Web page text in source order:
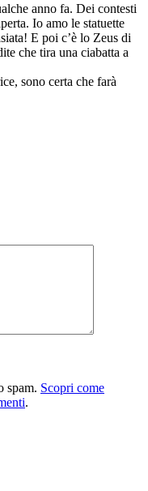
anno fa. Dei contesti
Io amo le statuette
E poi c’è lo Zeus di
che tira una ciabatta a
sono certa che farà
spam. Scopri come
.